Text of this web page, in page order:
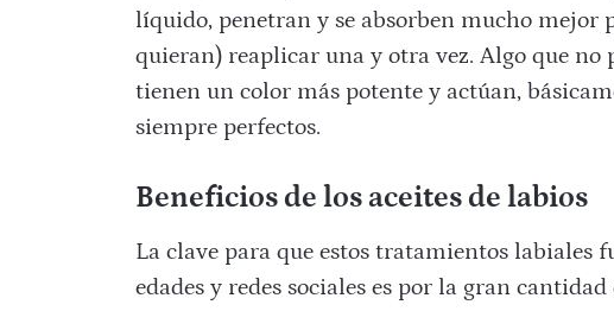
líquido, penetran y se absorben mucho mejor
quieran) reaplicar una y otra vez. Algo que no
tienen un color más potente y actúan,
siempre perfectos.
Beneficios de los aceites de labios
La clave para que estos tratamientos labiales
edades y redes sociales es por la gran